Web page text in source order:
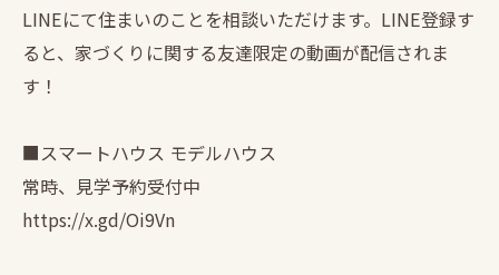
LINEにて住まいのことを相談いただけます。LINE登録す
ると、家づくりに関する友達限定の動画が配信されま
す！
■スマートハウス モデルハウス
常時、見学予約受付中
https://x.gd/Oi9Vn